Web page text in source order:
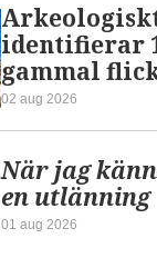
identifierar
gammal
02 aug 2026
När jag
en utlänning
01 aug 2026